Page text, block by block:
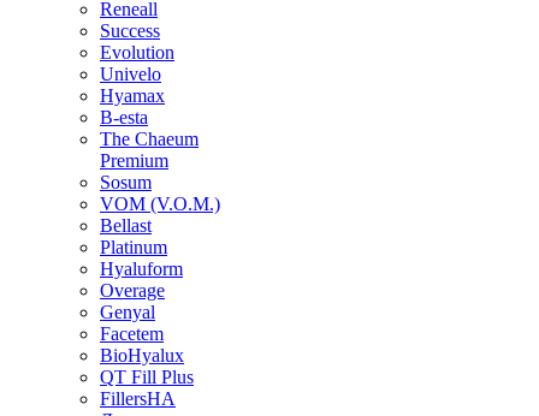
Reneall
Success
Evolution
Univelo
Hyamax
B-esta
The Chaeum
Premium
Sosum
VOM (V.O.M.)
Bellast
Platinum
Hyaluform
Overage
Genyal
Facetem
BioHyalux
QT Fill Plus
FillersHA